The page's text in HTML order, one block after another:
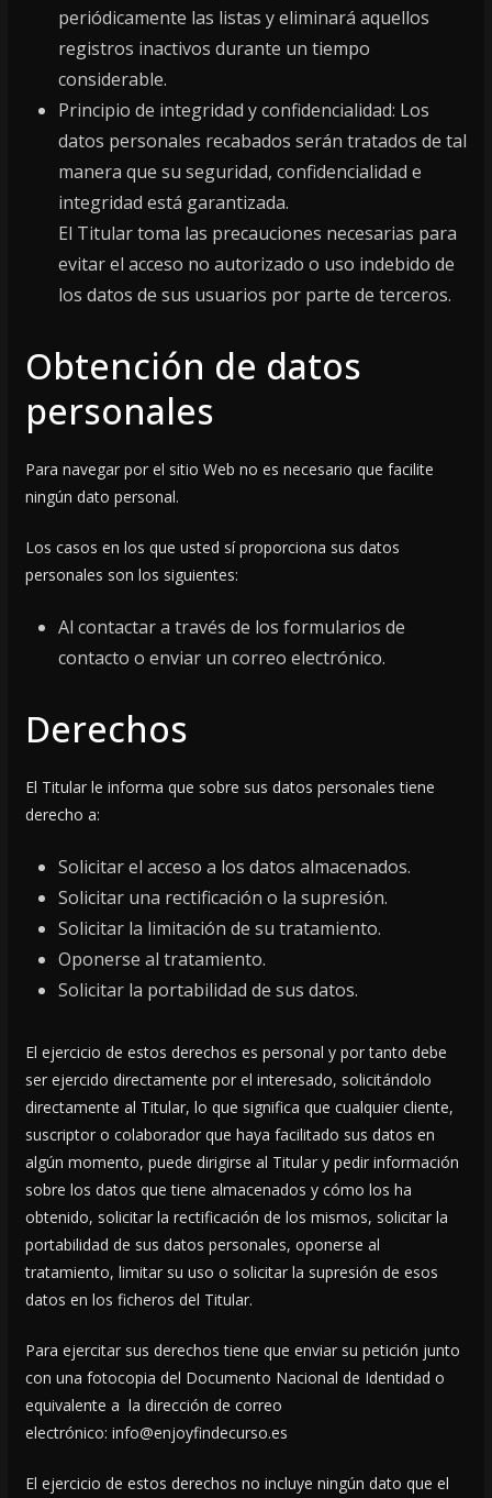
periódicamente las listas y eliminará aquellos
registros inactivos durante un tiempo
considerable.
Principio de integridad y confidencialidad: Los
datos personales recabados serán tratados de tal
manera que su seguridad, confidencialidad e
integridad está garantizada.
El Titular toma las precauciones necesarias para
evitar el acceso no autorizado o uso indebido de
los datos de sus usuarios por parte de terceros.
Obtención de datos
personales
Para navegar por el sitio Web no es necesario que facilite
ningún dato personal.
Los casos en los que usted sí proporciona sus datos
personales son los siguientes:
Al contactar a través de los formularios de
contacto o enviar un correo electrónico.
Derechos
El Titular le informa que sobre sus datos personales tiene
derecho a:
Solicitar el acceso a los datos almacenados.
Solicitar una rectificación o la supresión.
Solicitar la limitación de su tratamiento.
Oponerse al tratamiento.
Solicitar la portabilidad de sus datos.
El ejercicio de estos derechos es personal y por tanto debe
ser ejercido directamente por el interesado, solicitándolo
directamente al Titular, lo que significa que cualquier cliente,
suscriptor o colaborador que haya facilitado sus datos en
algún momento, puede dirigirse al Titular y pedir información
sobre los datos que tiene almacenados y cómo los ha
obtenido, solicitar la rectificación de los mismos, solicitar la
portabilidad de sus datos personales, oponerse al
tratamiento, limitar su uso o solicitar la supresión de esos
datos en los ficheros del Titular.
Para ejercitar sus derechos tiene que enviar su petición junto
con una fotocopia del Documento Nacional de Identidad o
equivalente a la dirección de correo
electrónico: info@enjoyfindecurso.es
El ejercicio de estos derechos no incluye ningún dato que el